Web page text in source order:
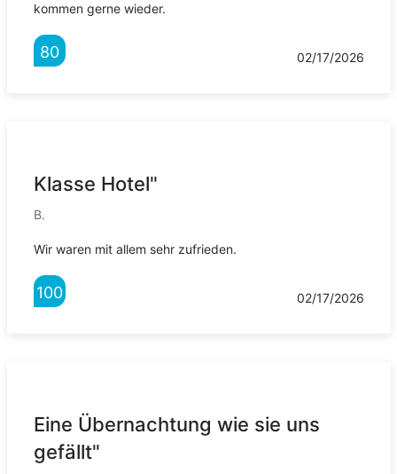
kommen gerne wieder.
80 02/17/2026
Klasse Hotel"
B.
Wir waren mit allem sehr zufrieden.
100 02/17/2026
Eine Übernachtung wie sie uns
gefällt"